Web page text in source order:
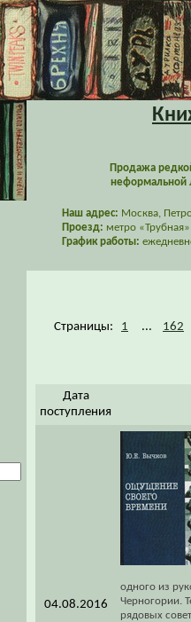
Продажа
неформальной
Наш адрес: Москва,
Проезд: метро «Трубная»
График работы:
Страницы: 1 ... 162
Дата
поступления
04.08.2016
одного из
Черногории.
рядовых